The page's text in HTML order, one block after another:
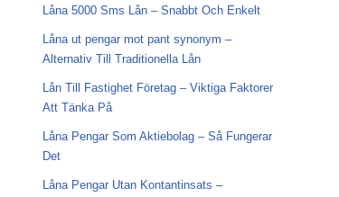
Låna 5000 Sms Lån – Snabbt Och Enkelt
Låna ut pengar mot pant synonym –
Alternativ Till Traditionella Lån
Lån Till Fastighet Företag – Viktiga Faktorer
Att Tänka På
Låna Pengar Som Aktiebolag – Så Fungerar
Det
Låna Pengar Utan Kontantinsats –